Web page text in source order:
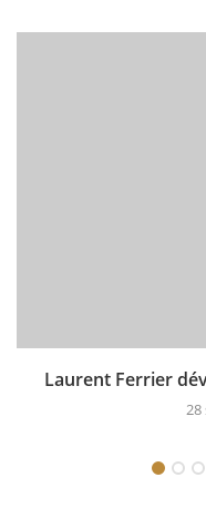
Laurent Ferrier
28